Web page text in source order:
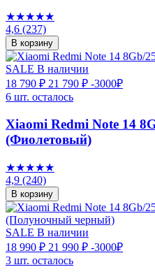
★★★★★
4,6 (237)
В корзину
SALE В наличии
18 790 ₽ 21 790 ₽ -3000₽
6 шт. осталось
Xiaomi Redmi Note 14
(Фиолетовый)
★★★★★
4,9 (240)
В корзину
SALE В наличии
18 990 ₽ 21 990 ₽ -3000₽
3 шт. осталось